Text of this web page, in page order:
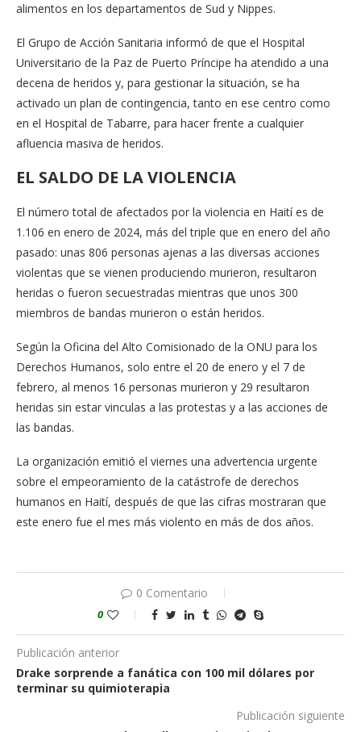
alimentos en los departamentos de Sud y Nippes.
El Grupo de Acción Sanitaria informó de que el Hospital
Universitario de la Paz de Puerto Príncipe ha atendido a una
decena de heridos y, para gestionar la situación, se ha
activado un plan de contingencia, tanto en ese centro como
en el Hospital de Tabarre, para hacer frente a cualquier
afluencia masiva de heridos.
EL SALDO DE LA VIOLENCIA
El número total de afectados por la violencia en Haití es de
1.106 en enero de 2024, más del triple que en enero del año
pasado: unas 806 personas ajenas a las diversas acciones
violentas que se vienen produciendo murieron, resultaron
heridas o fueron secuestradas mientras que unos 300
miembros de bandas murieron o están heridos.
Según la Oficina del Alto Comisionado de la ONU para los
Derechos Humanos, solo entre el 20 de enero y el 7 de
febrero, al menos 16 personas murieron y 29 resultaron
heridas sin estar vinculas a las protestas y a las acciones de
las bandas.
La organización emitió el viernes una advertencia urgente
sobre el empeoramiento de la catástrofe de derechos
humanos en Haití, después de que las cifras mostraran que
este enero fue el mes más violento en más de dos años.
0 Comentario
0
Publicación anterior
Drake sorprende a fanática con 100 mil dólares por
terminar su quimioterapia
Publicación siguiente